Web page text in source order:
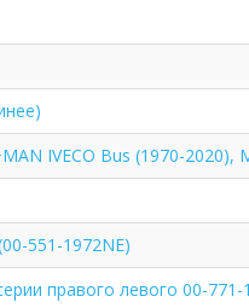
IVECO Bus (1970-2020),
551-1972NE)
правого левого 00-771-